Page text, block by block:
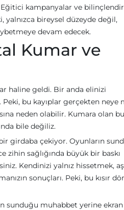
Eğitici kampanyalar ve
yalnızca bireysel düzeyde değil,
devam edecek.
Kumar ve
haline geldi. Bir anda elinizi
bu kayıplar gerçekten neye
neden olabilir. Kumara olan bu
bile değiliz.
girdaba çekiyor. Oyunların
zihin sağlığında büyük bir baskı
Kendinizi yalnız hissetmek,
sonuçları. Peki, bu kısır
sunduğu muhabbet yerine ekran